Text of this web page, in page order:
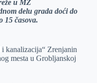
u MZ
delu grada doći do
15 časova.
kanalizacija“ Zrenjanin
mesta u Grobljanskoj